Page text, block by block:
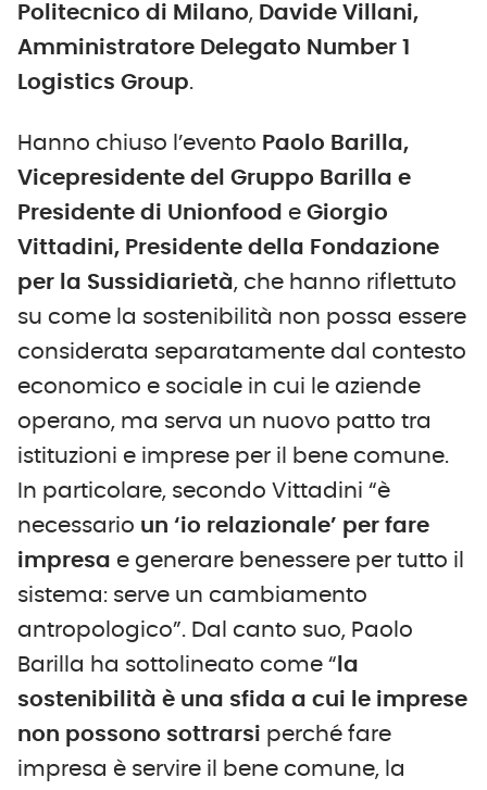
Politecnico di Milano, Davide Villani,
Amministratore Delegato Number 1
Logistics Group.
Hanno chiuso l’evento Paolo Barilla,
Vicepresidente del Gruppo Barilla e
Presidente di Unionfood e Giorgio
Vittadini, Presidente della Fondazione
per la Sussidiarietà, che hanno riflettuto
su come la sostenibilità non possa essere
considerata separatamente dal contesto
economico e sociale in cui le aziende
operano, ma serva un nuovo patto tra
istituzioni e imprese per il bene comune.
In particolare, secondo Vittadini “è
necessario un ‘io relazionale’ per fare
impresa e generare benessere per tutto il
sistema: serve un cambiamento
antropologico”. Dal canto suo, Paolo
Barilla ha sottolineato come “ la
sostenibilità è una sfida a cui le imprese
non possono sottrarsi perché fare
impresa è servire il bene comune, la